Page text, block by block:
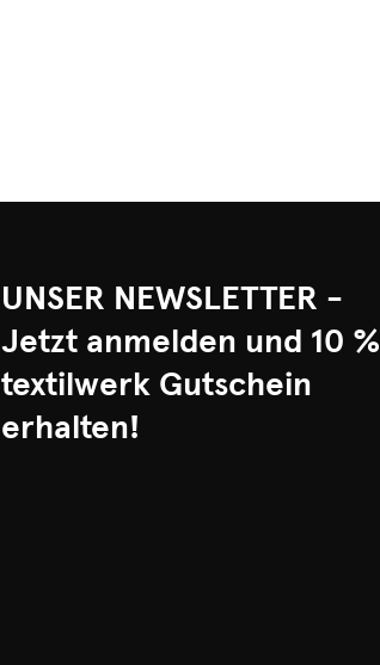
UNSER NEWSLETTER -
Jetzt anmelden und 10 %
textilwerk Gutschein
erhalten!